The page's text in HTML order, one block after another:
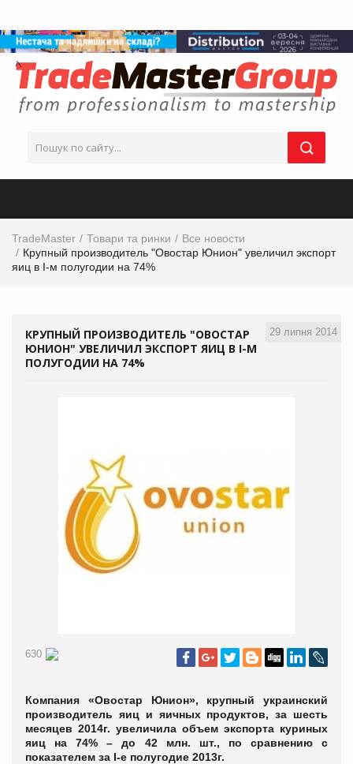
TradeMaster Товари та ринки
Все новости
Крупный производитель "Овостар Юнион" увеличил экспорт
яиц в І-м полугодии на 74%
29 липня 2014
КРУПНЫЙ ПРОИЗВОДИТЕЛЬ "ОВОСТАР
ЮНИОН" УВЕЛИЧИЛ ЭКСПОРТ ЯИЦ В І-М
ПОЛУГОДИИ НА 74%
630
Компания «Овостар Юнион», крупный украинский
производитель яиц и яичных продуктов, за шесть
месяцев 2014г. увеличила объем экспорта куриных
яиц на 74% – до 42 млн. шт., по сравнению с
показателем за I-е полугодие 2013г.